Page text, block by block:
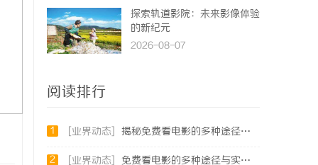
探索轨道影院：未来影像体验
的新纪元
2026-08-07
阅读排行
1 [业界动态] 揭秘免费看电影的多种途径及注意事项详解
2 [业界动态] 免费看电影的多种途径与实用攻略详解